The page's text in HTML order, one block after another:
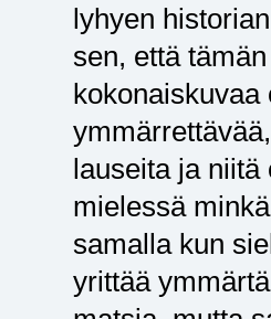
lyhyen
sen, että
kokonaiskuvaa
lauseita ja niitä
mielessä
samalla kun
yrittää